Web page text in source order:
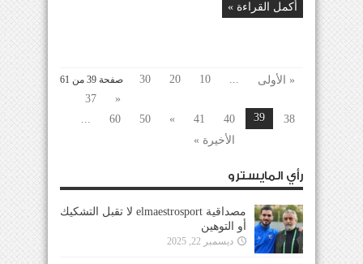
أكمل القراءة »
صفحة 39 من 61 « الأولى ...
10
20
30
«
37
38
39
40
41
»
50
60
...
الأخيرة »
رأي المايسترو
مصداقية elmaestrosport لا تقبل التشكيك
أو التوهين
ديسمبر 22, 2025